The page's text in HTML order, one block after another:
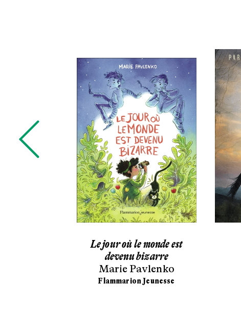
Le jour où le monde est
devenu bizarre
Marie Pavlenko
Flammarion Jeunesse